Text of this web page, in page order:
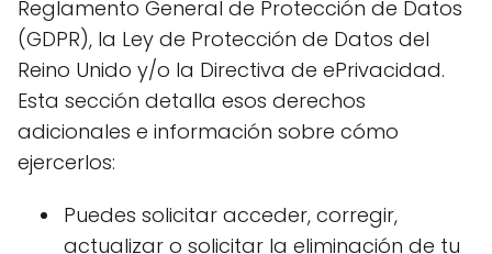
Reglamento General de Protección de Datos
(GDPR), la Ley de Protección de Datos del
Reino Unido y/o la Directiva de ePrivacidad.
Esta sección detalla esos derechos
adicionales e información sobre cómo
ejercerlos:
Puedes solicitar acceder, corregir,
actualizar o solicitar la eliminación de tu